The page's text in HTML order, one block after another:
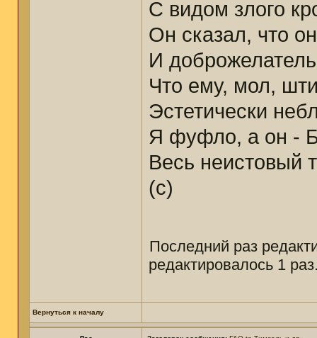
С видом злого
Он сказал, что
И
Что ему, мол,
Эстетически
Я фуфло, а он -
Весь неистовый
(с)
Последний раз
редактировалось 1
Вернуться к началу